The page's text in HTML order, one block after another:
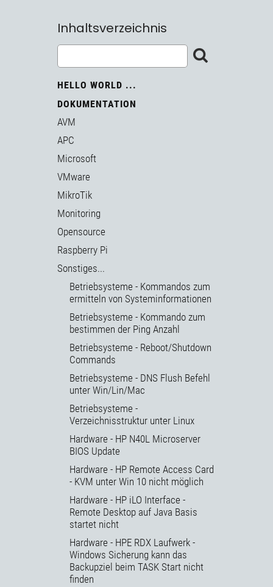
Inhaltsverzeichnis
HELLO WORLD ...
DOKUMENTATION
AVM
APC
Microsoft
VMware
MikroTik
Monitoring
Opensource
Raspberry Pi
Sonstiges...
Betriebsysteme - Kommandos zum
ermitteln von Systeminformationen
Betriebsysteme - Kommando zum
bestimmen der Ping Anzahl
Betriebsysteme - Reboot/Shutdown
Commands
Betriebsysteme - DNS Flush Befehl
unter Win/Lin/Mac
Betriebsysteme -
Verzeichnisstruktur unter Linux
Hardware - HP N40L Microserver
BIOS Update
Hardware - HP Remote Access Card
- KVM unter Win 10 nicht möglich
Hardware - HP iLO Interface -
Remote Desktop auf Java Basis
startet nicht
Hardware - HPE RDX Laufwerk -
Windows Sicherung kann das
Backupziel beim TASK Start nicht
finden